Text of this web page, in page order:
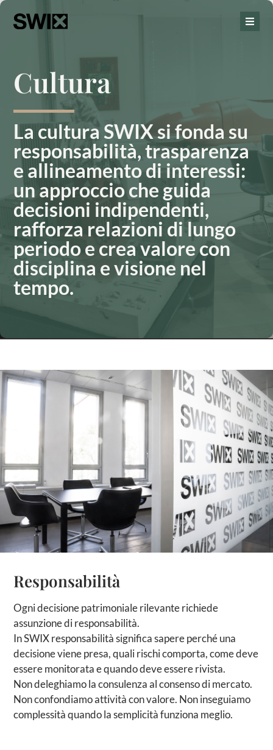
Cultura
La cultura SWIX si fonda su
responsabilità, trasparenza
e allineamento di interessi:
un approccio che guida
decisioni indipendenti,
rafforza relazioni di lungo
periodo e crea valore con
disciplina e visione nel
tempo.
Responsabilità
Ogni decisione patrimoniale rilevante richiede
assunzione di responsabilità.
In SWIX responsabilità significa sapere perché una
decisione viene presa, quali rischi comporta, come deve
essere monitorata e quando deve essere rivista.
Non deleghiamo la consulenza al consenso di mercato.
Non confondiamo attività con valore. Non inseguiamo
complessità quando la semplicità funziona meglio.